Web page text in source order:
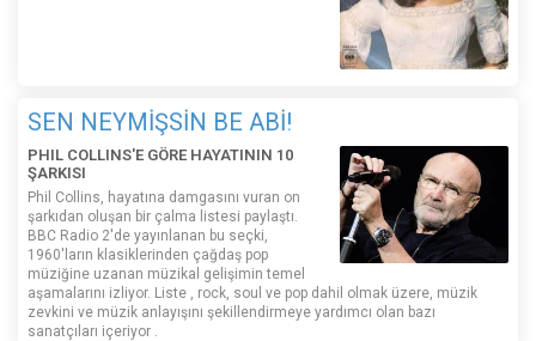
SEN NEYMİŞSİN BE ABİ!
PHIL COLLINS'E GÖRE HAYATININ 10
ŞARKISI
Phil Collins, hayatına damgasını vuran on
şarkıdan oluşan bir çalma listesi paylaştı.
BBC Radio 2'de yayınlanan bu seçki,
1960'ların klasiklerinden çağdaş pop
müziğine uzanan müzikal gelişimin temel
aşamalarını izliyor. Liste , rock, soul ve pop dahil olmak üzere, müzik
zevkini ve müzik anlayışını şekillendirmeye yardımcı olan bazı
sanatçıları içeriyor .